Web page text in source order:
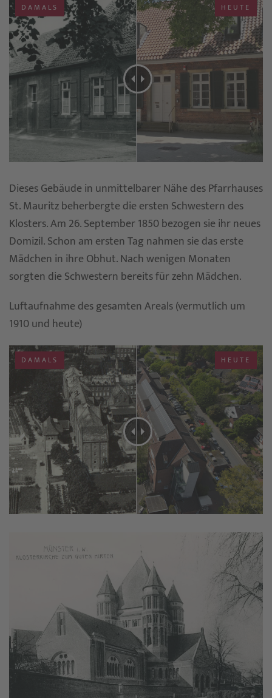
DAMALS HEUTE
Dieses Gebäude in unmittelbarer Nähe des Pfarrhauses
St. Mauritz beherbergte die ersten Schwestern des
Klosters. Am 26. September 1850 bezogen sie ihr neues
Domizil. Schon am ersten Tag nahmen sie das erste
Mädchen in ihre Obhut. Nach wenigen Monaten
sorgten die Schwestern bereits für zehn Mädchen.
Luftaufnahme des gesamten Areals (vermutlich um
1910 und heute)
DAMALS HEUTE